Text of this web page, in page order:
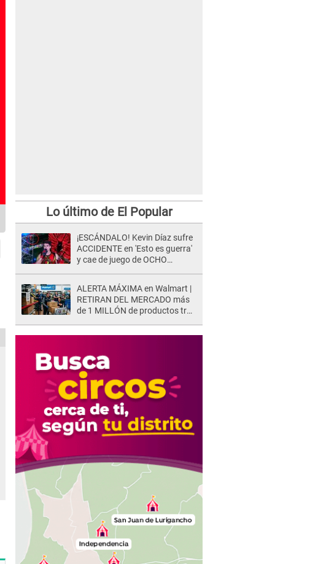
Lo último de El Popular
¡ESCÁNDALO! Kevin Díaz sufre
ACCIDENTE en 'Esto es guerra'
y cae de juego de OCHO
colchoneta se rompe..."
ALERTA MÁXIMA en Walmart |
RETIRAN DEL MERCADO más
de 1 MILLÓN de productos tras